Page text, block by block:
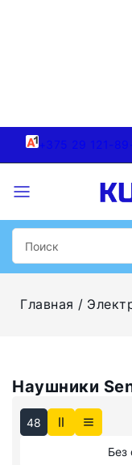
+375 29 121-
Главная
Наушники
48
Без